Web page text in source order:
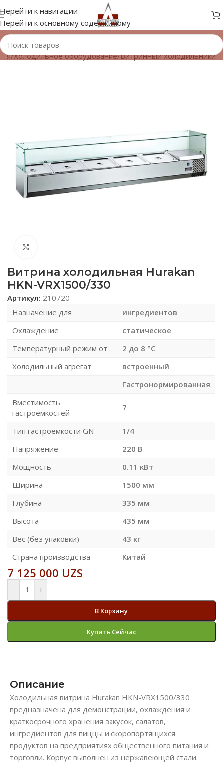
Перейти к навигации
Перейти к основному содержимому
/Холодильное оборудование/Витринный холодильники
Витрина холодильная Hurakan
HKN-VRX1500/330
Артикул: 210720
Назначение для
ингредиентов
Охлаждение
статическое
Температурный режим от
2 до 8 °С
Холодильный агрегат
встроенный
Гастронормированная
Вместимость
гастроемкостей
7
Тип гастроемкости GN
1/4
Напряжение
220 В
Мощность
0.11 кВт
Ширина
1500 мм
Глубина
335 мм
Высота
435 мм
Вес (без упаковки)
43 кг
Страна производства
Китай
7 125 000 UZS
- +
В Корзину
Купить Сейчас
Описание
Холодильная витрина Hurakan HKN-VRX1500/330
предназначена для демонстрации, охлаждения и
краткосрочного хранения закусок, салатов,
ингредиентов для пиццы и скоропортящихся
продуктов на предприятиях общественного питания и
торговли. Корпус выполнен из нержавеющей стали.